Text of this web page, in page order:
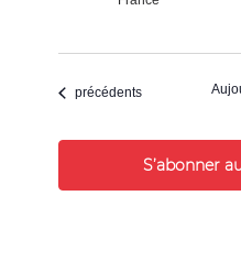
Évènements
précédents
S’abonner